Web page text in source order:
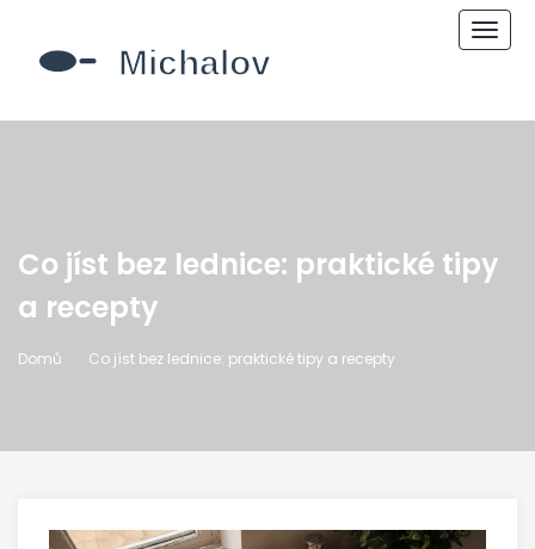
Co jíst bez lednice: praktické tipy
a recepty
Domů Co jíst bez lednice: praktické tipy a recepty